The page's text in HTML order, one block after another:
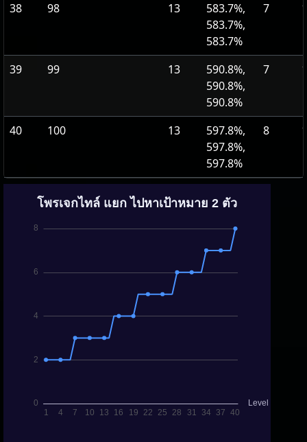
38 98 13
583.7%,
583.7%,
583.7%
7
39 99 13
590.8%,
590.8%,
590.8%
7
40 100 13
597.8%,
597.8%,
597.8%
8